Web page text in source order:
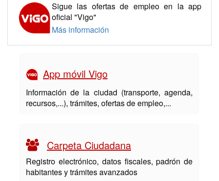
Sigue las ofertas de empleo en la app
oficial "Vigo"
Más información
App móvil Vigo
Información de la ciudad (transporte, agenda,
recursos,...), trámites, ofertas de empleo,...
Carpeta Ciudadana
Registro electrónico, datos fiscales, padrón de
habitantes y trámites avanzados